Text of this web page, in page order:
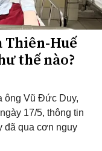
Thiên-Huế
thế nào?
ông Vũ Đức Duy,
17/5, thông tin
đã qua cơn nguy